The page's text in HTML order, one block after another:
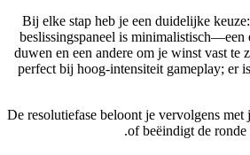
Bij elke stap heb je een duidelijke
beslissingspaneel is minimalistisch—een
duwen en een andere om je winst vast te
perfect bij hoog‑intensiteit gameplay; er
De resolutiefase beloont je vervolgens
of beëindigt de ronde